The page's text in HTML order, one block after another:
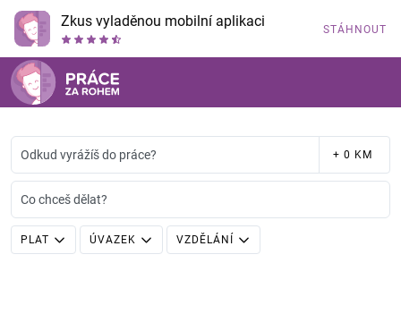
Zkus vyladěnou mobilní aplikaci STÁHNOUT
Odkud vyrážíš do práce? + 0 KM
Co chceš dělat?
PLAT ÚVAZEK VZDĚLÁNÍ